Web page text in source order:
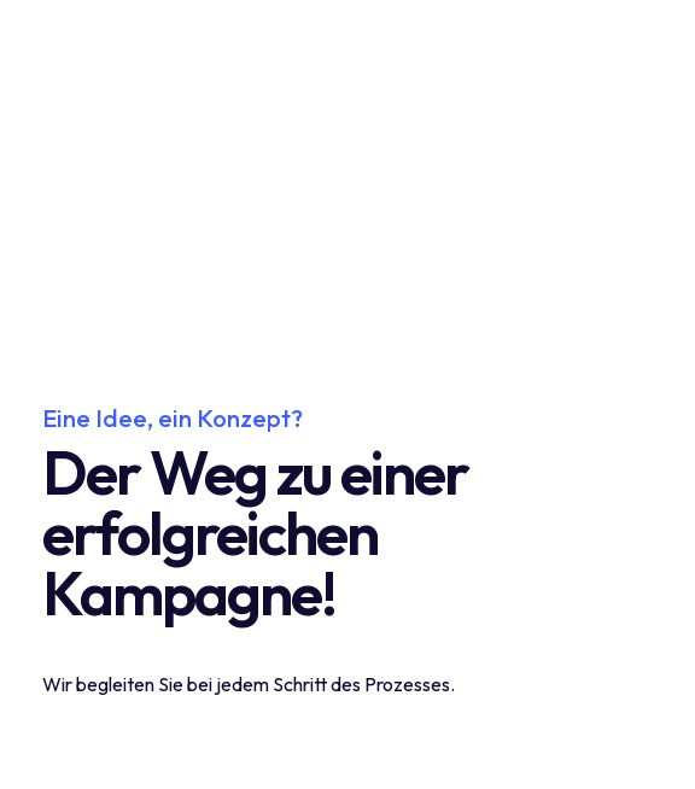
Eine Idee, ein Konzept?
Der Weg zu einer
erfolgreichen
Kampagne!
Wir begleiten Sie bei jedem Schritt des Prozesses.